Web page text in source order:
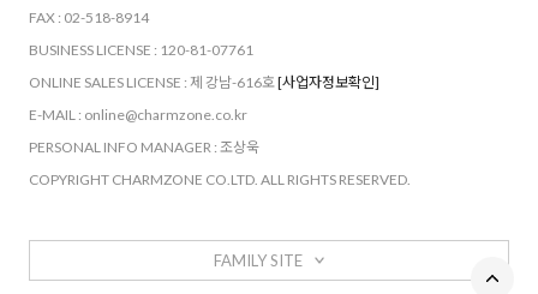
FAX : 02-518-8914
BUSINESS LICENSE : 120-81-07761
ONLINE SALES LICENSE : 제 강남-616호[사업자정보확인]
E-MAIL : online@charmzone.co.kr
PERSONAL INFO MANAGER : 조상욱
COPYRIGHT CHARMZONE CO.LTD. ALL RIGHTS RESERVED.
FAMILY SITE